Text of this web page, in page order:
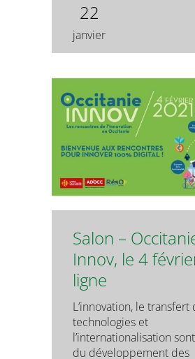
22
janvier
Salon –
Innov, le 4
ligne
L’innovation, le transfert
technologies et
l’internationalisation
du développement des